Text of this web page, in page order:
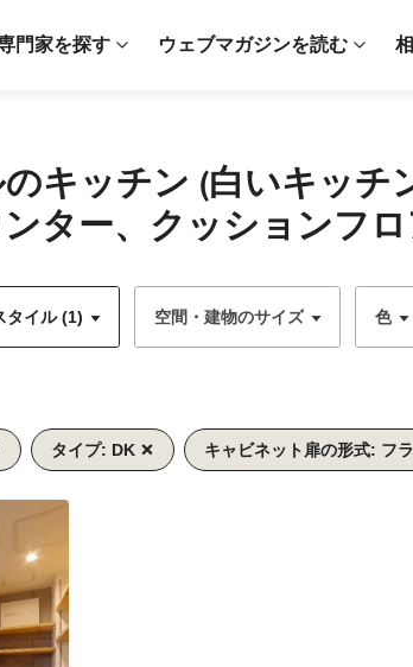
門家を探す ウェブマガジンを読む
キッチン (白いキッ
ター、クッションフ
タイル (1) 空間・建物のサイズ 色
タイプ: DK キャビネット扉の形式: フ